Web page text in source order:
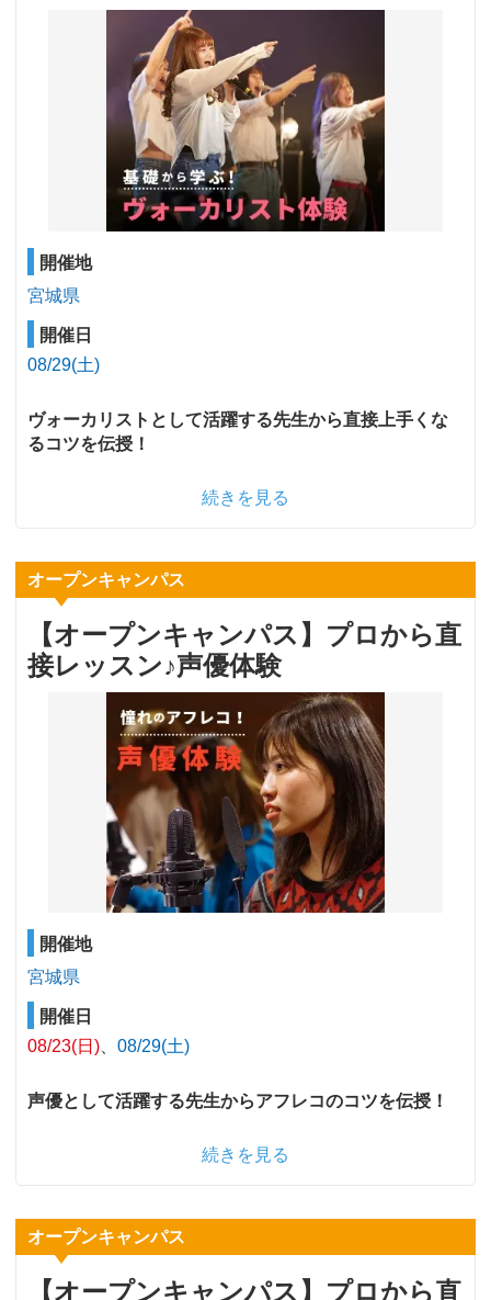
開催地
宮城県
開催日
08/29(土)
ヴォーカリストとして活躍する先生から直接上手くな
るコツを伝授！
続きを見る
オープンキャンパス
【オープンキャンパス】プロから直
接レッスン♪声優体験
開催地
宮城県
開催日
08/23(日)
08/29(土)
声優として活躍する先生からアフレコのコツを伝授！
続きを見る
オープンキャンパス
【オープンキャンパス】プロから直